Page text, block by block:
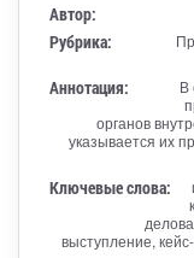
Автор:
Рубрика:
Аннотация:
В
органов
указывается их
Ключевые слова:
выступление,